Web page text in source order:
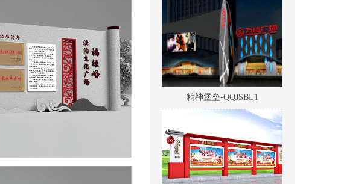
精神堡垒-QQJSBL1